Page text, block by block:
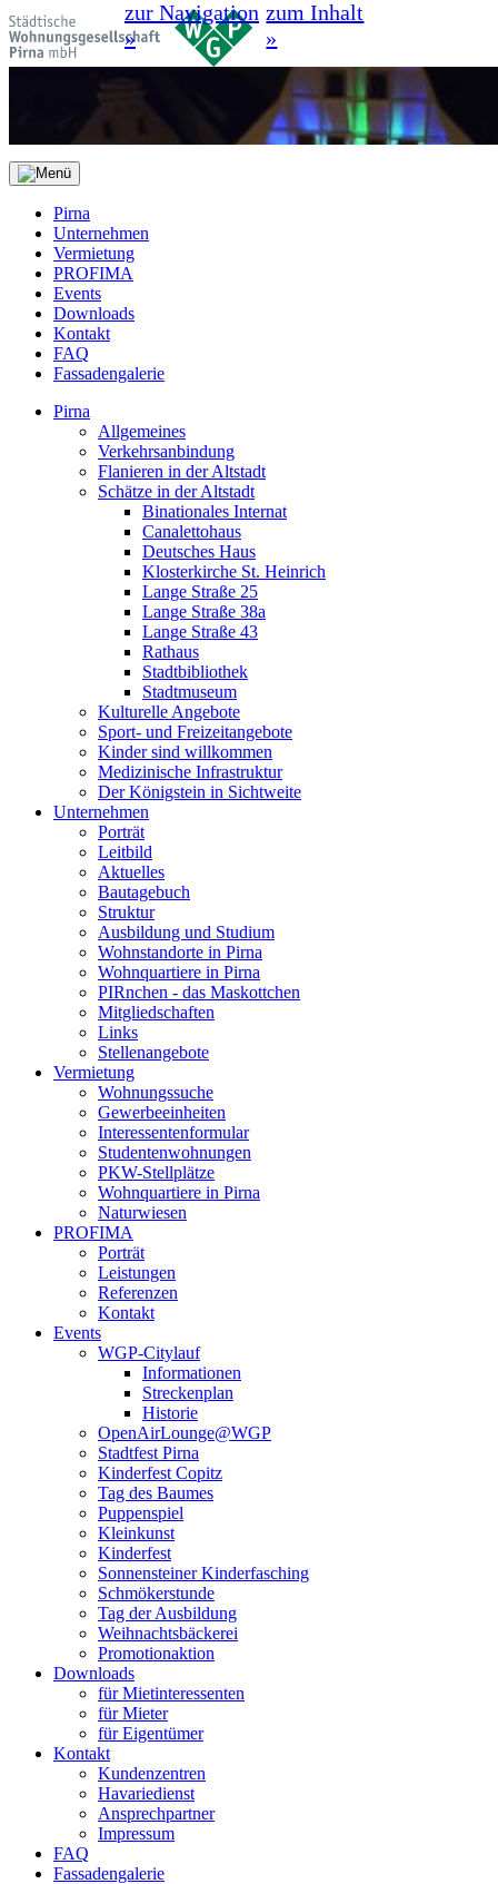
zur Navigation
»
zum Inhalt
»
Pirna
Unternehmen
Vermietung
PROFIMA
Events
Downloads
Kontakt
FAQ
Fassadengalerie
Pirna
Allgemeines
Verkehrsanbindung
Flanieren in der Altstadt
Schätze in der Altstadt
Binationales Internat
Canalettohaus
Deutsches Haus
Klosterkirche St. Heinrich
Lange Straße 25
Lange Straße 38a
Lange Straße 43
Rathaus
Stadtbibliothek
Stadtmuseum
Kulturelle Angebote
Sport- und Freizeitangebote
Kinder sind willkommen
Medizinische Infrastruktur
Der Königstein in Sichtweite
Unternehmen
Porträt
Leitbild
Aktuelles
Bautagebuch
Struktur
Ausbildung und Studium
Wohnstandorte in Pirna
Wohnquartiere in Pirna
PIRnchen - das Maskottchen
Mitgliedschaften
Links
Stellenangebote
Vermietung
Wohnungssuche
Gewerbeeinheiten
Interessentenformular
Studentenwohnungen
PKW-Stellplätze
Wohnquartiere in Pirna
Naturwiesen
PROFIMA
Porträt
Leistungen
Referenzen
Kontakt
Events
WGP-Citylauf
Informationen
Streckenplan
Historie
OpenAirLounge@WGP
Stadtfest Pirna
Kinderfest Copitz
Tag des Baumes
Puppenspiel
Kleinkunst
Kinderfest
Sonnensteiner Kinderfasching
Schmökerstunde
Tag der Ausbildung
Weihnachtsbäckerei
Promotionaktion
Downloads
für Mietinteressenten
für Mieter
für Eigentümer
Kontakt
Kundenzentren
Havariedienst
Ansprechpartner
Impressum
FAQ
Fassadengalerie